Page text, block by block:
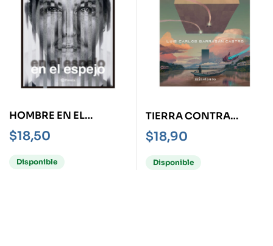
HOMBRE EN EL
ESPEJO, EL
$18,50
Disponible
TIERRA CONTRA
FUTURO
$18,90
Disponible